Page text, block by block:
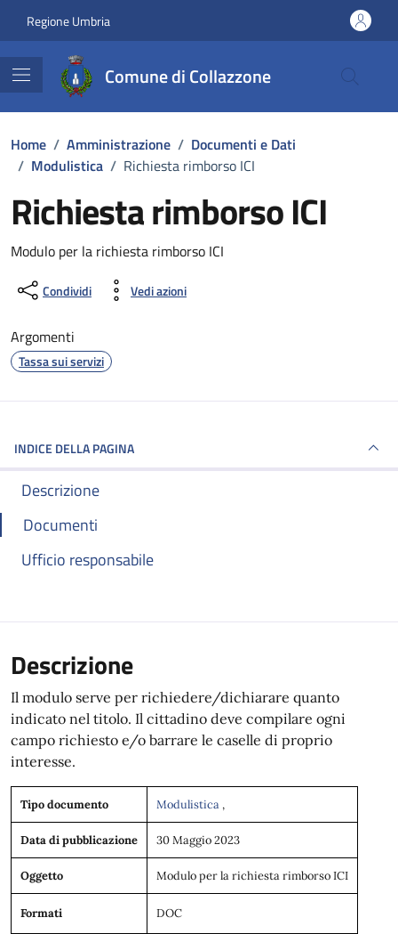
Regione Umbria
Comune di Collazzone
Home / Amministrazione / Documenti e Dati
/ Modulistica / Richiesta rimborso ICI
Richiesta rimborso ICI
Dettagli del documento
Modulo per la richiesta rimborso ICI
Condividi Vedi azioni
Argomenti
Tassa sui servizi
INDICE DELLA PAGINA
Descrizione
Documenti
Ufficio responsabile
Descrizione
Il modulo serve per richiedere/dichiarare quanto
indicato nel titolo. Il cittadino deve compilare ogni
campo richiesto e/o barrare le caselle di proprio
interesse.
Tipo documento Modulistica ,
Data di pubblicazione 30 Maggio 2023
Oggetto Modulo per la richiesta rimborso ICI
Formati DOC